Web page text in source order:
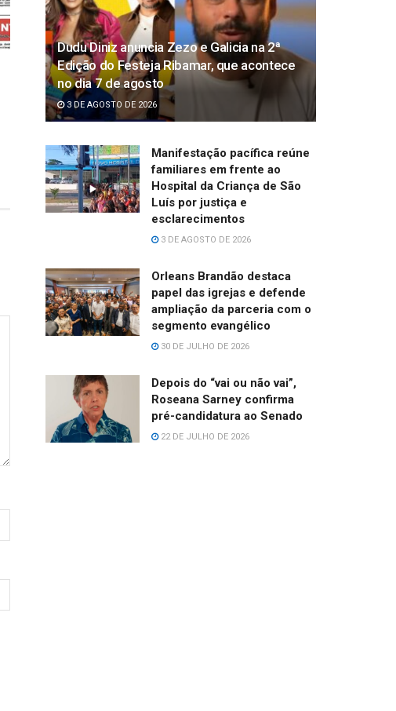
Dudu Diniz anuncia Zezo e Galicia na 2ª
Edição do Festeja Ribamar, que acontece
no dia 7 de agosto
3 DE AGOSTO DE 2026
Manifestação pacífica reúne
familiares em frente ao
Hospital da Criança de São
Luís por justiça e
esclarecimentos
3 DE AGOSTO DE 2026
Orleans Brandão destaca
papel das igrejas e defende
ampliação da parceria com o
segmento evangélico
30 DE JULHO DE 2026
Depois do “vai ou não vai”,
Roseana Sarney confirma
pré-candidatura ao Senado
22 DE JULHO DE 2026